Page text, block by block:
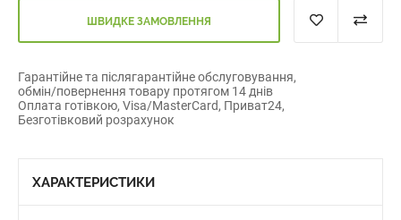
ШВИДКЕ ЗАМОВЛЕННЯ
Гарантійне та післягарантійне обслуговування,
обмін/повернення товару протягом 14 днів
Оплата готівкою, Visa/MasterCard, Приват24,
Безготівковий розрахунок
ХАРАКТЕРИСТИКИ